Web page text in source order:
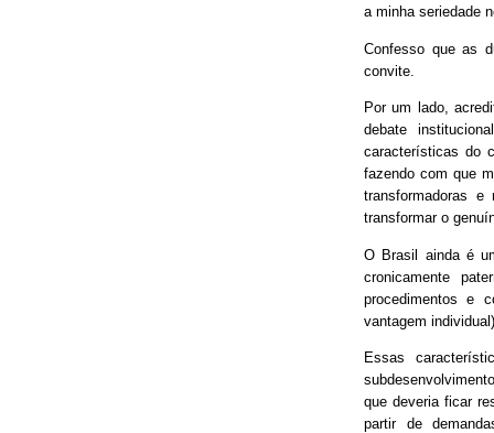
a minha seriedade
Confesso que as
convite.
Por um lado,
debate
características do
fazendo com que
transformadoras
transformar o
O Brasil ainda é
cronicamente
procedimentos e
vantagem
Essas
que deveria ficar
partir de